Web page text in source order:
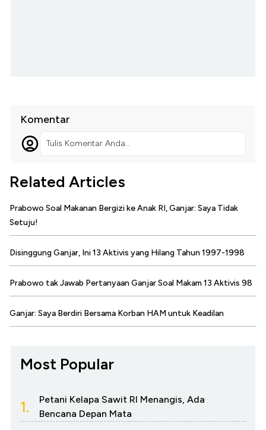
Komentar
Tulis Komentar Anda...
Related Articles
Prabowo Soal Makanan Bergizi ke Anak RI, Ganjar: Saya Tidak
Setuju!
Disinggung Ganjar, Ini 13 Aktivis yang Hilang Tahun 1997-1998
Prabowo tak Jawab Pertanyaan Ganjar Soal Makam 13 Aktivis 98
Ganjar: Saya Berdiri Bersama Korban HAM untuk Keadilan
Most Popular
1.
Petani Kelapa Sawit RI Menangis, Ada
Bencana Depan Mata